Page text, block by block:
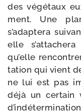
des végé­taux
ment. Une
s’adaptera
elle
qu’elle
ta­tion qui vient
ne lui est pas
déjà un cer­tain